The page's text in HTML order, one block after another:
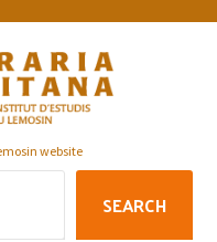
website
SEARCH